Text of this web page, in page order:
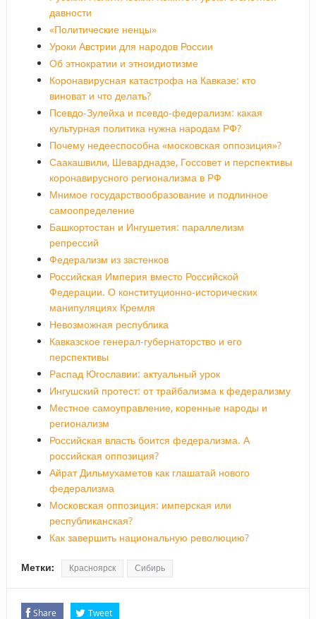
давности
«Политические ненцы»
Уроки Австрии для народов России
Об этнократии и этноидиотизме
Коронавирусная катастрофа на Кавказе: кто
виноват и что делать?
Псевдо-Зулейха и псевдо-федерализм: какая
культурная политика нужна народам РФ?
Почему недееспособна «московская оппозиция»?
Саакашвили, Шеварднадзе, Госсовет и перспективы
коронавирусного регионализма в РФ
Мнимое государствообразование и подлинное
самоопределение
Башкортостан и Ингушетия: параллелизм
репрессий
Федерализм из застенков
Российская Империя вместо Российской
Федерации. О конституционно-исторических
манипуляциях Кремля
Невозможная республика
Кавказское генерал-губернаторство и его
перспективы
Распад Югославии: актуальный урок
Ингушский протест: от трайбализма к федерализму
Местное самоуправление, коренные народы и
регионализм
Российская власть боится федерализма. А
российская оппозиция?
Айрат Дильмухаметов как глашатай нового
федерализма
Московская оппозиция: имперская или
республиканская?
Как завершить национальную революцию?
Метки: Красноярск Сибирь
Share Tweet